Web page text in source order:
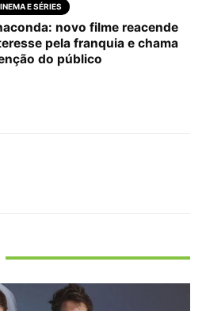
E SÉRIES
novo filme reacende
pela franquia e chama
do público